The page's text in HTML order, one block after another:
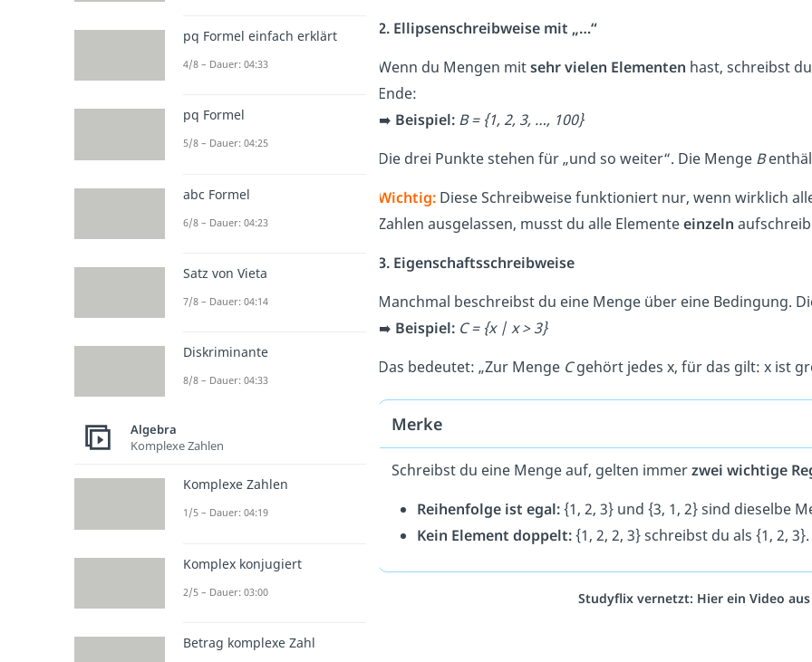
2. Ellipsenschreibweise mit „…“
Wenn du Mengen mitsehr vielen Elementen hast, schreibst
Ende:
➡️ Beispiel: B = {1, 2, 3, …, 100}
Die drei Punkte stehen für „und so weiter“. Die Menge B
Wichtig: Diese Schreibweise funktioniert nur, wenn wirklich
Zahlen ausgelassen, musst du alle Elementeeinzeln
3. Eigenschaftsschreibweise
Manchmal beschreibst du eine Menge über eine Bedingung.
➡️ Beispiel: C = {x | x > 3}
Das bedeutet: „Zur Menge Cgehört jedes x, für das gilt: x ist
Merke
Schreibst du eine Menge auf, gelten immerzwei wichtige
Reihenfolge ist egal:{1, 2, 3} und {3, 1, 2} sind dieselbe
Kein Element doppelt:{1, 2, 2, 3} schreibst du als {1, 2, 3}.
Studyflix vernetzt: Hier ein Video
pq Formel einfach erklärt
4/8 – Dauer: 04:33
pq Formel
5/8 – Dauer: 04:25
abc Formel
6/8 – Dauer: 04:23
Satz von Vieta
7/8 – Dauer: 04:14
Diskriminante
8/8 – Dauer: 04:33
Algebra
Komplexe Zahlen
Komplexe Zahlen
1/5 – Dauer: 04:19
Komplex konjugiert
2/5 – Dauer: 03:00
Betrag komplexe Zahl